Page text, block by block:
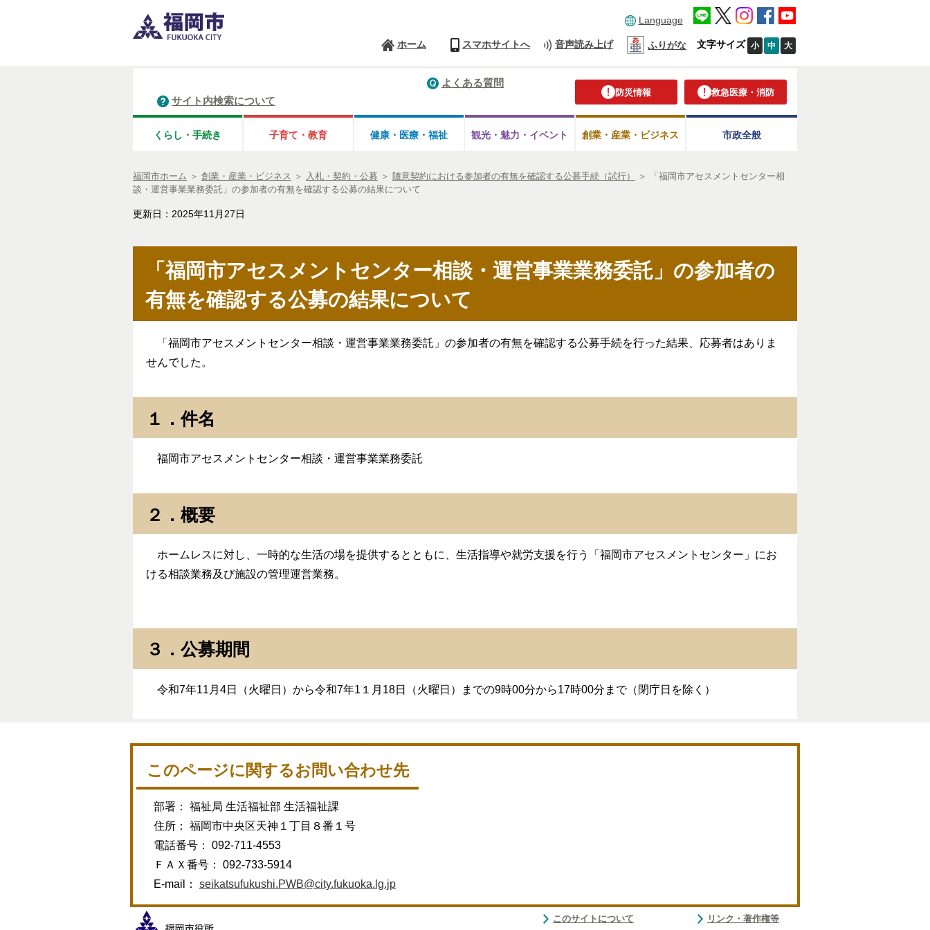
Language
ホーム スマホサイトへ 音声読み上げ ふりがな 文字サイズ 小 中 大
防災情報 救急医療・消防
よくある質問
サイト内検索について
くらし・手続き 子育て・教育 健康・医療・ 福祉 観光・魅力・ イベント 創業・産業・ビジネス 市政全般
福岡市ホーム ＞ 創業・産業・ビジネス ＞ 入札・契約・公募 ＞ 随意契約における参加者の有無を確認する公募手続（試行） ＞
「福岡市アセスメントセンター相
談・運営事業業務委託」の参加者の有無を確認する公募の結果について
更新日：2025年11月27日
「福岡市アセスメントセンター相談・運営事業業務委託」の参加者の
有無を確認する公募の結果について
「福岡市アセスメントセンター相談・運営事業業務委託」の参加者の有無を確認する公募手続を行った結果、応募者はありま
せんでした。
１．件名
福岡市アセスメントセンター相談・運営事業業務委託
２．概要
ホームレスに対し、一時的な生活の場を提供するとともに、生活指導や就労支援を行う「福岡市アセスメントセンター」にお
ける相談業務及び施設の管理運営業務。
３．公募期間
令和7年11月4日（火曜日）から令和7年1１月18日（火曜日）までの9時00分から17時00分まで（閉庁日を除く）
このページに関するお問い合わせ先
部署： 福祉局 生活福祉部 生活福祉課
住所： 福岡市中央区天神１丁目８番１号
電話番号： 092-711-4553
ＦＡＸ番号： 092-733-5914
E-mail： seikatsufukushi.PWB@city.fukuoka.lg.jp
このサイトについて リンク・著作権等